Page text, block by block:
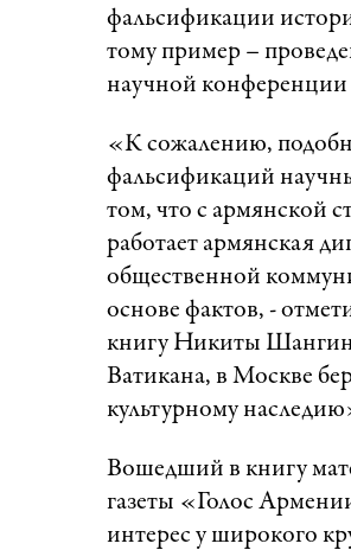
фальсификации
тому пример –
научной конференции
«К сожалению,
фальсификаций
том, что с армянской
работает армянская
общественной
основе фактов, -
книгу Никиты
Ватикана, в Москве
культурному
Вошедший в книгу
газеты «Голос
интерес у широкого